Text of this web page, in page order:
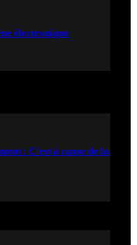
électronique
: C’est à cause de la